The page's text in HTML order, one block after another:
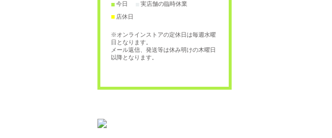
■今日 実店舗の臨時休業
■ 店休日
※オンラインストアの定休日は毎週水曜
日となります。
メール返信、発送等は休み明けの木曜日
以降となります。